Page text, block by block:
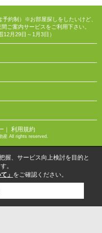
約制）※お部屋探しをしたいけど、
ご案内サービスをご利用下さい。
月29日～1月3日）
｜ 利用規約
産 All rights reserved.
握、サービス向上検討を目的と
。
」 をご確認ください。